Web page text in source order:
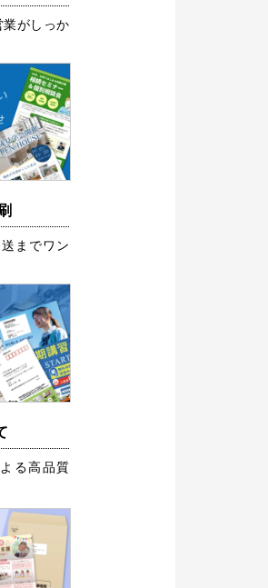
がしっか
までワン
る高品質